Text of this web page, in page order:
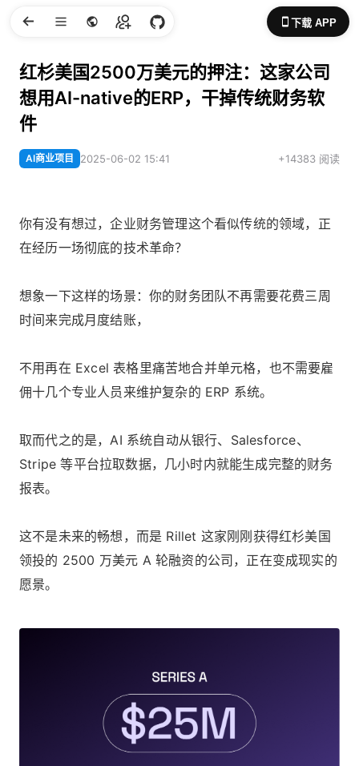
下载 APP
红杉美国2500万美元的押注：这家公司
想用AI-native的ERP，干掉传统财务软
件
AI商业项目 2025-06-02 15:41 +14383 阅读
你有没有想过，企业财务管理这个看似传统的领域，正
在经历一场彻底的技术革命？
想象一下这样的场景：你的财务团队不再需要花费三周
时间来完成月度结账，
不用再在 Excel 表格里痛苦地合并单元格，也不需要雇
佣十几个专业人员来维护复杂的 ERP 系统。
取而代之的是，AI 系统自动从银行、Salesforce、
Stripe 等平台拉取数据，几小时内就能生成完整的财务
报表。
这不是未来的畅想，而是 Rillet 这家刚刚获得红杉美国
领投的 2500 万美元 A 轮融资的公司，正在变成现实的
愿景。